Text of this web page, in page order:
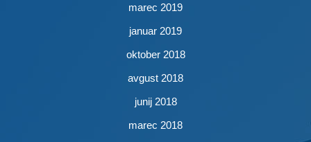
marec 2019
januar 2019
oktober 2018
avgust 2018
junij 2018
marec 2018